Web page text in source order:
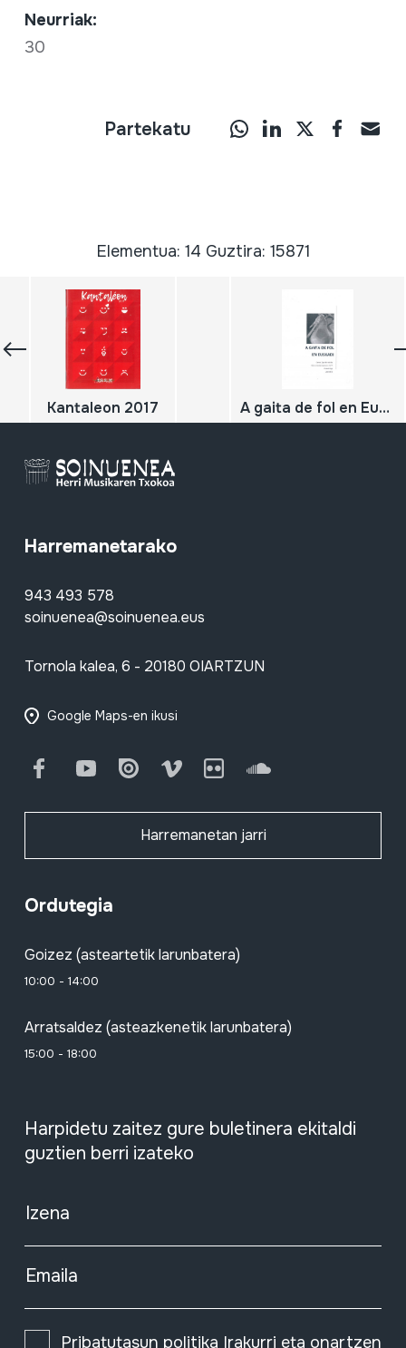
Neurriak:
30
Partekatu
Elementua: 14 Guztira: 15871
Kantaleon 2017 A gaita de fol en Euskadi
Harremanetarako
943 493 578
soinuenea@soinuenea.eus
Tornola kalea, 6 - 20180 OIARTZUN
Google Maps-en ikusi
FacebookYoutube Issuu Vimeo Flickr SoundCloud
Harremanetan jarri
Ordutegia
Goizez (asteartetik larunbatera)
10:00 - 14:00
Arratsaldez (asteazkenetik larunbatera)
15:00 - 18:00
Harpidetu zaitez gure buletinera ekitaldi
guztien berri izateko
Izena
Emaila
Pribatutasun politika Irakurri eta onartzen